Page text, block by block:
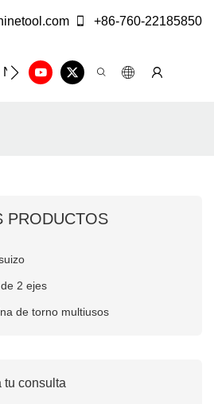
+86-760-22185850
SOLUCIÓN
PRODUCTOS
2 ejes
de torno multiusos
tu consulta